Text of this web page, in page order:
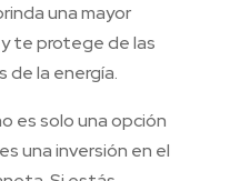
una mayor
te protege de las
de la energía.
es solo una opción
una inversión en el